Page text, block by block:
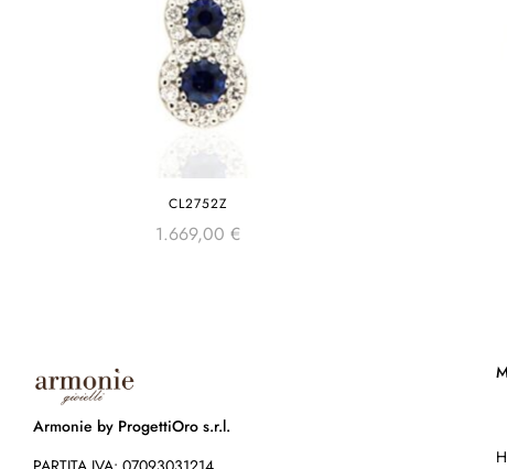
CL2752Z
1.669,00 €
Armonie by ProgettiOro s.r.l.